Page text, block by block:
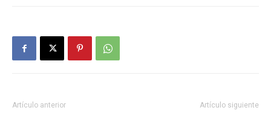
Artículo anterior Artículo siguiente